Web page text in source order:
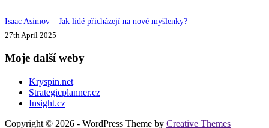
Isaac Asimov – Jak lidé přicházejí na nové myšlenky?
27th April 2025
Moje další weby
Kryspin.net
Strategicplanner.cz
Insight.cz
Copyright © 2026 - WordPress Theme by Creative Themes